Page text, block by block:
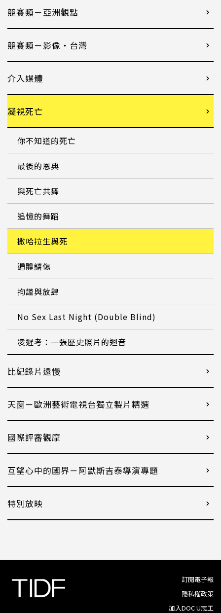
競賽類－亞洲觀點
競賽類－影像・台灣
介入媒體
凝視死亡
你不知道的死亡
最後的恩典
與死亡共舞
追憶的舞蹈
撒哈拉生與死
遍體鱗傷
拘謹與放肆
No Sex Last Night (Double Blind)
凌遲考：一張歷史照片的迴音
比紀錄片還慢
天窗－歐洲藝術電視台獨立製片精選
國際評審觀摩
互望心中的國界－阿默斯吉泰導演專題
特別放映
訂閱電子報
隱私權政策
加入DOC U志工